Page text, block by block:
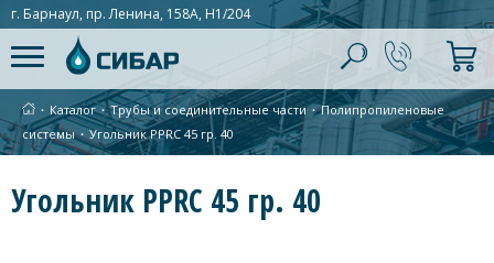
г. Барнаул, пр. Ленина, 158А, Н1/204
∙ Каталог ∙Трубы и соединительные части ∙Полипропиленовые
системы ∙Угольник PPRC 45 гр. 40
Угольник PPRC 45 гр. 40